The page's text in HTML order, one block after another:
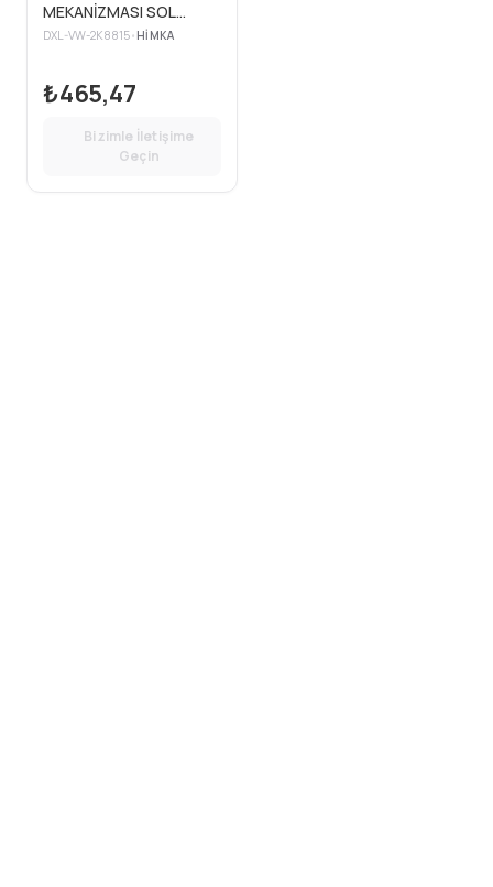
MEKANİZMASI SOL
CADDY 04>
DXL-VW-2K8815• HIMKA
₺465,47
Bizimle İletişime
Geçin